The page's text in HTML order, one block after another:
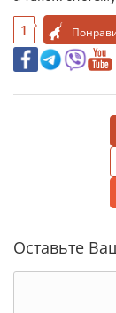
1
Оставьте